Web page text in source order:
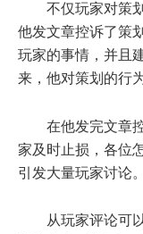
不仅玩家对策
他发文章控诉了策
玩家的事情，并且
来，他对策划的行
在他发完文章
家及时止损，各位
引发大量玩家讨论。
从玩家评论可